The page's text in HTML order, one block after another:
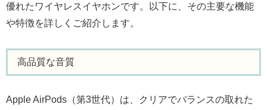
優れたワイヤレスイヤホンです。以下に、その主要な機能
や特徴を詳しくご紹介します。
高品質な音質
Apple AirPods（第3世代）は、クリアでバランスの取れた